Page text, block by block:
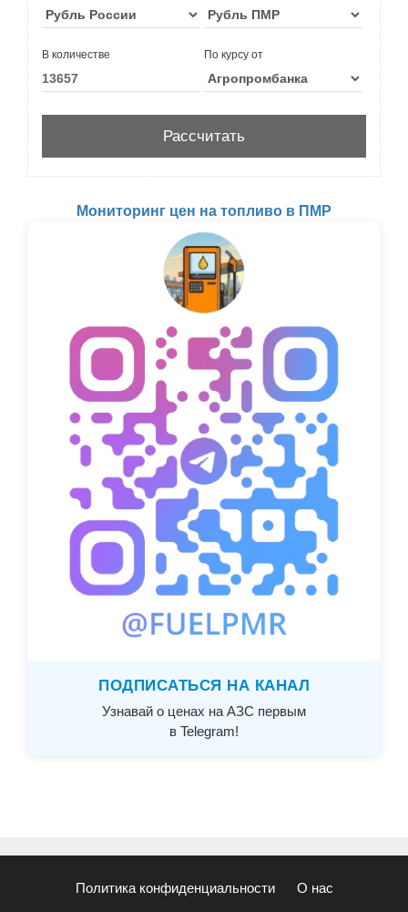
В количестве По курсу от
Мониторинг цен на топливо в ПМР
ПОДПИСАТЬСЯ НА КАНАЛ
Узнавай о ценах на АЗС первым
в Telegram!
Политика конфиденциальности О нас